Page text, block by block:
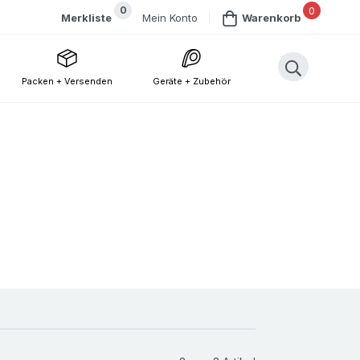
0
Merkliste Mein Konto
0
Warenkorb
Packen + Versenden Geräte + Zubehör